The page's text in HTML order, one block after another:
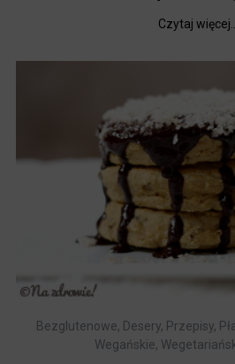
Czytaj więcej...
Bezglutenowe, Desery, Przepisy,
Wegańskie,